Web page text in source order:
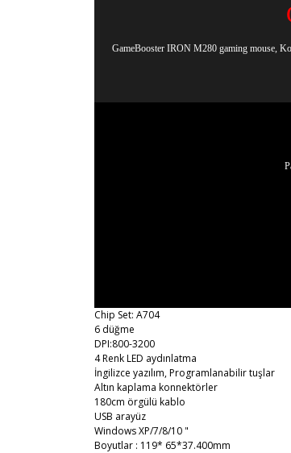
GameBooster IRON M280 gaming mouse,
Chip Set: A704
6 düğme
DPI:800-3200
4 Renk LED aydınlatma
İngilizce yazılım, Programlanabilir tuşlar
Altın kaplama konnektörler
180cm örgülü kablo
USB arayüz
Windows XP/7/8/10 "
Boyutlar : 119* 65*37.400mm